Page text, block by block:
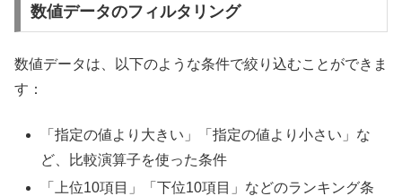
数値データのフィルタリング
数値データは、以下のような条件で絞り込むことができま
す：
「指定の値より大きい」「指定の値より小さい」な
ど、比較演算子を使った条件
「上位10項目」「下位10項目」などのランキング条